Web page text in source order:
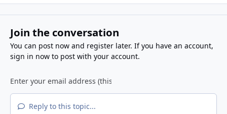
Join the conversation
You can post now and register later. If you have an account,
sign in nowto post with your account.
Reply to this topic...